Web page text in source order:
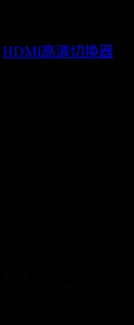
HDMI高清切换器